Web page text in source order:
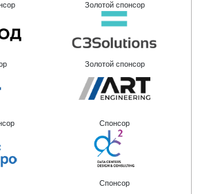
Золотой спонсор
Золотой спонсор
Спонсор
Спонсор